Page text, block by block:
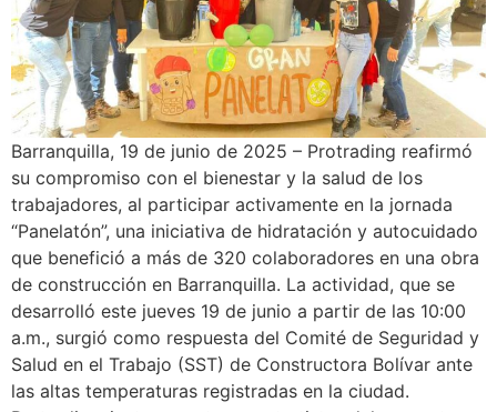
Barranquilla, 19 de junio de 2025 – Protrading reafirmó
su compromiso con el bienestar y la salud de los
trabajadores, al participar activamente en la jornada
“Panelatón”, una iniciativa de hidratación y autocuidado
que benefició a más de 320 colaboradores en una obra
de construcción en Barranquilla. La actividad, que se
desarrolló este jueves 19 de junio a partir de las 10:00
a.m., surgió como respuesta del Comité de Seguridad y
Salud en el Trabajo (SST) de Constructora Bolívar ante
las altas temperaturas registradas en la ciudad.